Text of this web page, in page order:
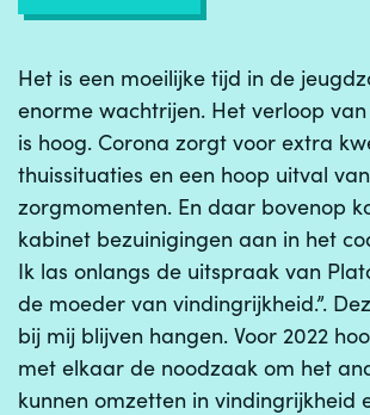
Het is een moeilijke tijd in de
enorme wachtrijen. Het verloop
is hoog. Corona zorgt voor extra
thuissituaties en een hoop uitval van
zorgmomenten. En daar bovenop
kabinet bezuinigingen aan in het
Ik las onlangs de uitspraak van
de moeder van vindingrijkheid.”.
bij mij blijven hangen. Voor 2022
met elkaar de noodzaak om het
kunnen omzetten in vindingrijkheid